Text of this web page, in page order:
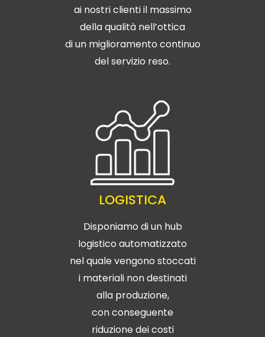
ai nostri clienti il massimo
della qualità nell’ottica
di un miglioramento continuo
del servizio reso.
LOGISTICA
Disponiamo di un hub
logistico automatizzato
nel quale vengono stoccati
i materiali non destinati
alla produzione,
con conseguente
riduzione dei costi